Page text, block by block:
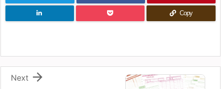
Copy

Next